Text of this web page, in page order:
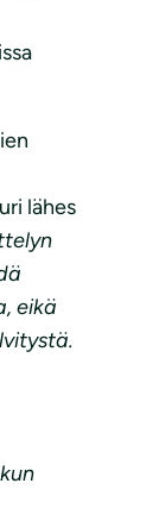
lähes
eikä